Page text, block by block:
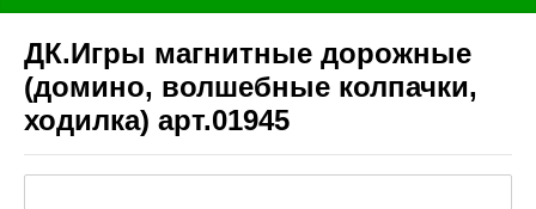
ДК.Игры магнитные дорожные
(домино, волшебные колпачки,
ходилка) арт.01945